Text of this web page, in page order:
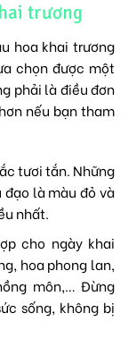
trương
hoa khai trương
chọn được một
phải là điều đơn
nếu bạn tham
tươi tắn. Những
là màu đỏ và
nhất.
cho ngày khai
hoa phong lan,
môn,… Đừng
sống, không bị